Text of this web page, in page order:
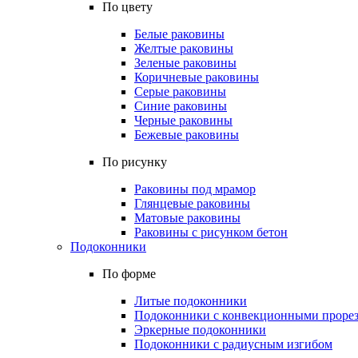
По цвету
Белые раковины
Желтые раковины
Зеленые раковины
Коричневые раковины
Серые раковины
Синие раковины
Черные раковины
Бежевые раковины
По рисунку
Раковины под мрамор
Глянцевые раковины
Матовые раковины
Раковины с рисунком бетон
Подоконники
По форме
Литые подоконники
Подоконники с конвекционными
Эркерные подоконники
Подоконники с радиусным изгибом